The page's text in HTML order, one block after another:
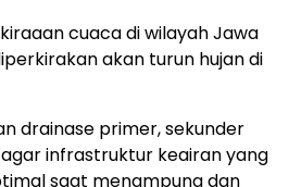
cuaca di wilayah Jawa
akan turun hujan di
drainase primer, sekunder
infrastruktur keairan yang
saat menampung dan